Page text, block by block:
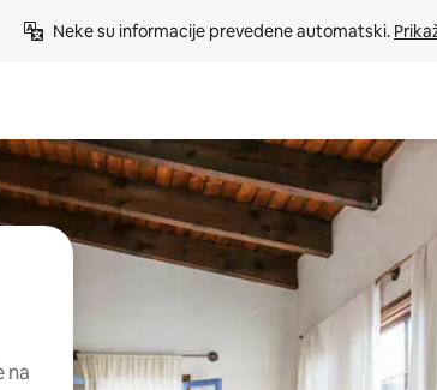
Neke su informacije prevedene automatski.
na